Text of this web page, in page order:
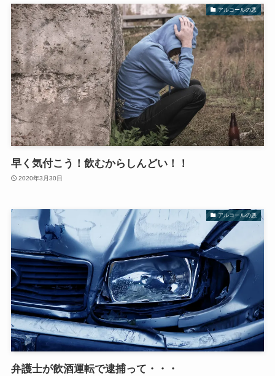
アルコールの悪
早く気付こう！飲むからしんどい！！
2020年3月30日
アルコールの悪
弁護士が飲酒運転で逮捕って・・・